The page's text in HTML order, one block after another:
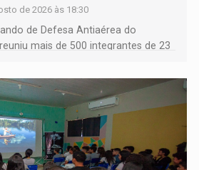
de 2026 às 18:30
de Defesa Antiaérea do
mais de 500 integrantes de 23